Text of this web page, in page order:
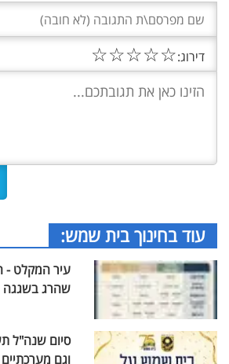
דירוג:☆
☆
☆
☆
☆
עוד בחינוך בית שמש:
עיר המקלט -
שהרג בשגגה
סיום שנה"ל
וגם